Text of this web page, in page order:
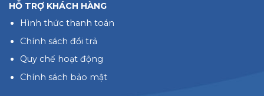
HỖ TRỢ KHÁCH HÀNG
Hình thức thanh toán
Chính sách đổi trả
Quy chế hoạt động
Chính sách bảo mật